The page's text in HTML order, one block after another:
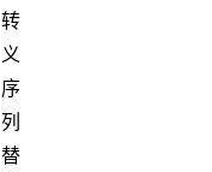
转
义
序
列
替